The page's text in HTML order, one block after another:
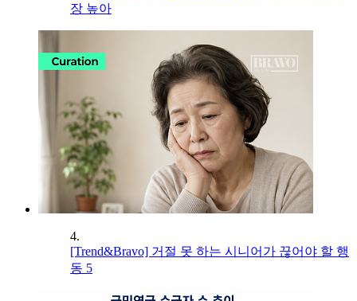
장 높아
4.
[Trend&Bravo] 거절 못 하는 시니어가 끊어야 할 행
동 5